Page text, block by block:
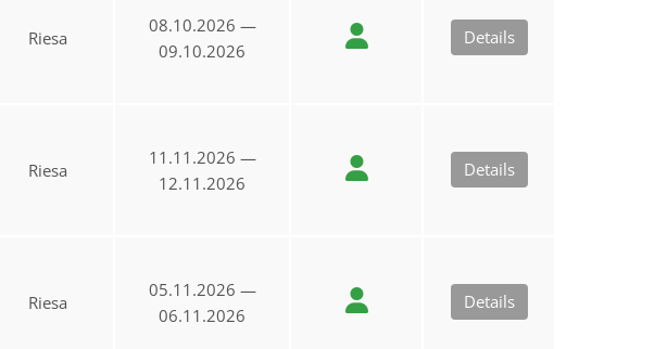
Riesa
08.10.2026 —
09.10.2026
Details
Riesa
11.11.2026 —
12.11.2026
Details
Riesa
05.11.2026 —
06.11.2026
Details